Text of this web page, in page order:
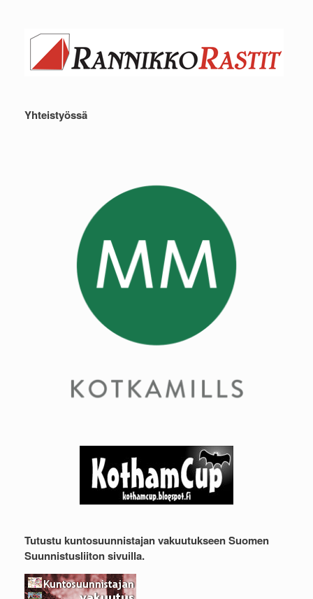
Yhteistyössä
Tutustu kuntosuunnistajan vakuutukseen Suomen
Suunnistusliiton sivuilla.